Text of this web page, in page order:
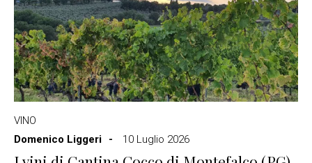
VINO
Domenico Liggeri
10 Luglio 2026